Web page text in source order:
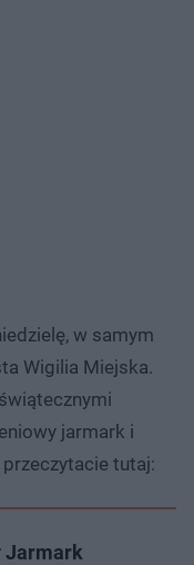
w samym
Wigilia Miejska.
jarmark i
tutaj:
Jarmark